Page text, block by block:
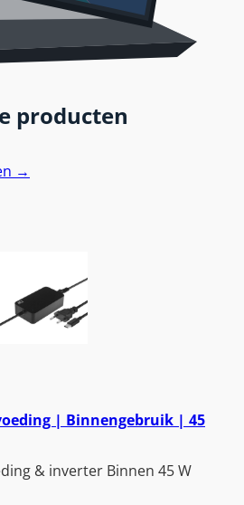
producten
→
| Binnengebruik | 45
& inverter Binnen 45 W